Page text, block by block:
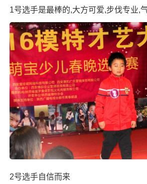
1号选手是最棒的,大方可爱,步伐专业,
2号选手自信而来